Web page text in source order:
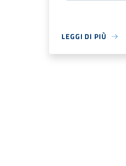
LEGGI DI PIÙ